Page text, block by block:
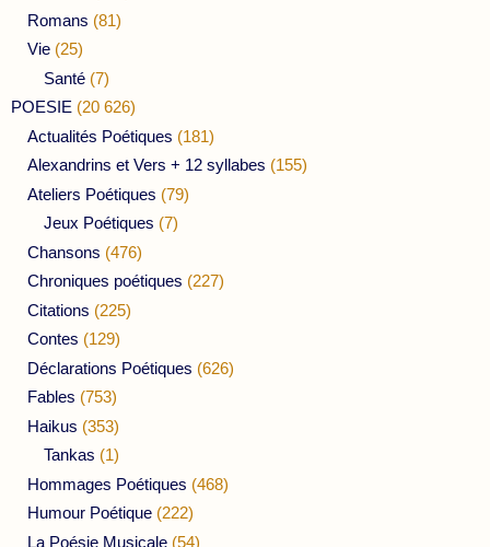
Romans (81)
Vie (25)
Santé (7)
POESIE (20 626)
Actualités Poétiques (181)
Alexandrins et Vers + 12 syllabes (155)
Ateliers Poétiques (79)
Jeux Poétiques (7)
Chansons (476)
Chroniques poétiques (227)
Citations (225)
Contes (129)
Déclarations Poétiques (626)
Fables (753)
Haikus (353)
Tankas (1)
Hommages Poétiques (468)
Humour Poétique (222)
La Poésie Musicale (54)